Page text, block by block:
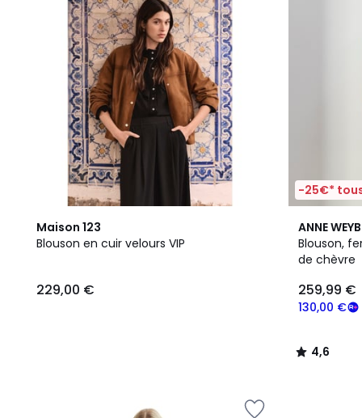
Maison 123
Blouson en cuir velours VIP
229,00 €
-25€*
ANNE
Blouson,
de chèvre
130,00 €
259,99 €
4,6
/ 5
4,6
/